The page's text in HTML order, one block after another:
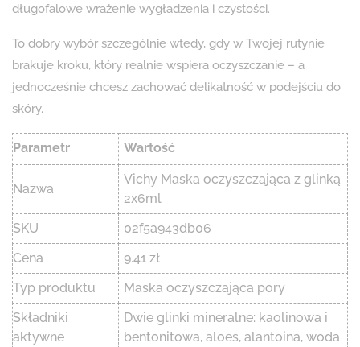
długofalowe wrażenie wygładzenia i czystości.
To dobry wybór szczególnie wtedy, gdy w Twojej rutynie
brakuje kroku, który realnie wspiera oczyszczanie – a
jednocześnie chcesz zachować delikatność w podejściu do
skóry.
Parametr Wartość
Nazwa
Vichy Maska oczyszczająca z glinką
2x6ml
SKU
02f5a943db06
Cena
9.41 zł
Typ produktu
Maska oczyszczająca pory
Składniki
aktywne
Dwie glinki mineralne: kaolinowa i
bentonitowa, aloes, alantoina, woda